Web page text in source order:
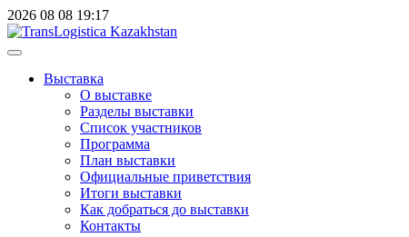
2026 08 08 19:17
Выставка
О выставке
Разделы выставки
Список участников
Программа
План выставки
Официальные приветствия
Итоги выставки
Как добраться до выставки
Контакты